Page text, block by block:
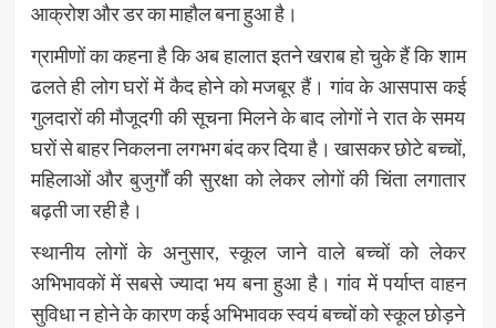
आक्रोश और डर का माहौल बना हुआ है।
ग्रामीणों का कहना है कि अब हालात इतने खराब हो चुके हैं कि शाम
ढलते ही लोग घरों में कैद होने को मजबूर हैं। गांव के आसपास कई
गुलदारों की मौजूदगी की सूचना मिलने के बाद लोगों ने रात के समय
घरों से बाहर निकलना लगभग बंद कर दिया है। खासकर छोटे बच्चों,
महिलाओं और बुजुर्गों की सुरक्षा को लेकर लोगों की चिंता लगातार
बढ़ती जा रही है।
स्थानीय लोगों के अनुसार, स्कूल जाने वाले बच्चों को लेकर
अभिभावकों में सबसे ज्यादा भय बना हुआ है। गांव में पर्याप्त वाहन
सुविधा न होने के कारण कई अभिभावक स्वयं बच्चों को स्कूल छोड़ने